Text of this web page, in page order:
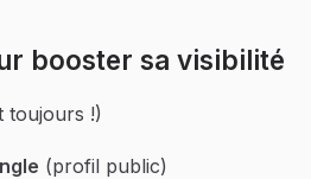
booster sa visibilité
toujours !)
(profil public)